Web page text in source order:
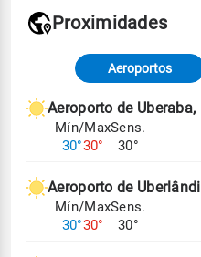
Fonte: dados
meteorológicas e
de Tempo e Estudos
Para obter mais
Proximidades
Aeroportos
Aeroporto de Uberaba,
Mín/Max
30°30°
Sens.
30°
Aeroporto de
Mín/Max
30°30°
Sens.
30°